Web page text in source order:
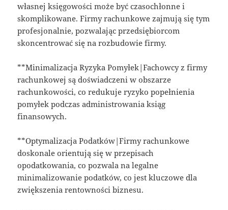
własnej księgowości może być czasochłonne i
skomplikowane. Firmy rachunkowe zajmują się tym
profesjonalnie, pozwalając przedsiębiorcom
skoncentrować się na rozbudowie firmy.
**Minimalizacja Ryzyka Pomyłek|Fachowcy z firmy
rachunkowej są doświadczeni w obszarze
rachunkowości, co redukuje ryzyko popełnienia
pomyłek podczas administrowania ksiąg
finansowych.
**Optymalizacja Podatków|Firmy rachunkowe
doskonale orientują się w przepisach
opodatkowania, co pozwala na legalne
minimalizowanie podatków, co jest kluczowe dla
zwiększenia rentowności biznesu.